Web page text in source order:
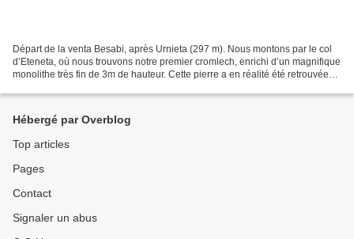
Départ de la venta Besabi, après Urnieta (297 m). Nous montons par le col
d’Eteneta, où nous trouvons notre premier cromlech, enrichi d’un magnifique
monolithe très fin de 3m de hauteur. Cette pierre a en réalité été retrouvée
Hébergé par Overblog
Top articles
Pages
Contact
Signaler un abus